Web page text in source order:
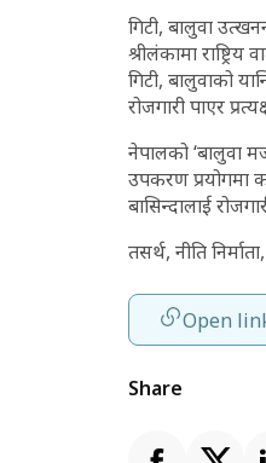
गिटी, बालुवा
श्रीलंकामा
गिटी, बालुवाको
रोजगारी पाएर
नेपालको ‘बालुवा
उपकरण प्रयोगमा
बासिन्दालाई
तसर्थ, नीति
Open
Share